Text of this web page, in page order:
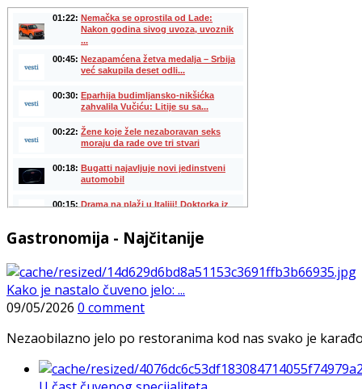
Gastronomija - Najčitanije
Kako je nastalo čuveno jelo: ...
09/05/2026 0 comment
Nezaobilazno jelo po restoranima kod nas svako je